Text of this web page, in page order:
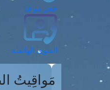
حجز موعد
الفتوى الهاتفية
مَواقِيتُ